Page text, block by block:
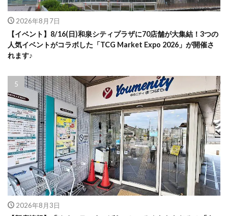
2026年8月7日
【イベント】8/16(日)和泉シティプラザに70店舗が大集結！3つの
人気イベントがコラボした「TCG Market Expo 2026」が開催さ
れます♪
2026年8月3日